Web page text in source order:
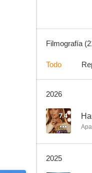
Noah
Filmografía
Todo
2026
7.4
2025